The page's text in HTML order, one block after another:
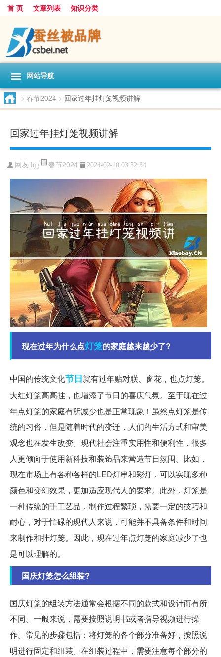
首 页 文章列表 知识分类
网站导航
> 春节2024 > 回家过年挂灯笼视频讲解
回家过年挂灯笼视频讲解
网友:hjg 春节2024 2024-02-10 03:52:34
现在过年为什么点灯笼的家庭越来越少了?
中国的传统文化节日就有过年贴对联、窗花，也点灯笼。
大红灯笼高高挂，也增添了节日的喜庆气氛。至于现在过
年点灯笼的家庭有所减少也是正常现象！虽然点灯笼是传
统的习俗，但是随着时代的变迁，人们的生活方式和审美
观念也在发生改变。现代社会注重实用性和便利性，很多
人更倾向于使用新科技和装饰品来营造节日氛围。比如，
现在市场上有各种各样的LED灯串和彩灯，可以实现多种
颜色和变幻效果，更加适应现代人的要求。此外，灯笼是
一种传统的手工艺品，制作过程繁琐，需要一定的技巧和
耐心，对于忙碌的现代人来说，可能并不具备条件和时间
来制作和挂灯笼。因此，现在过年点灯笼的家庭减少了也
是可以理解的。
国庆灯笼怎么组装?
国庆灯笼的组装方法通常会根据不同的款式和设计而有所
不同。一般来说，需要按照说明书或者指导视频进行操
作。常见的步骤包括：将灯笼的各个部分准备好，按照说
明进行固定和组装。在组装过程中，需要注意每个部分的